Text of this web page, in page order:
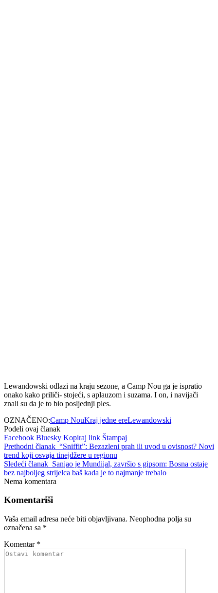
Lewandowski odlazi na kraju sezone, a Camp Nou ga je ispratio
onako kako priliči- stojeći, s aplauzom i suzama. I on, i navijači
znali su da je to bio posljednji ples.
OZNAČENO:Camp NouKraj jedne ereLewandowski
Podeli ovaj članak
Facebook Bluesky Kopiraj link Štampaj
Prethodni članak “Sniffit”: Bezazleni prah ili uvod u ovisnost? Novi
trend koji osvaja tinejdžere u regionu
Sledeći članak Sanjao je Mundijal, završio s gipsom: Bosna ostaje
bez najboljeg strijelca baš kada je to najmanje trebalo
Nema komentara
Komentariši
Vaša email adresa neće biti objavljivana. Neophodna polja su
označena sa *
Komentar *